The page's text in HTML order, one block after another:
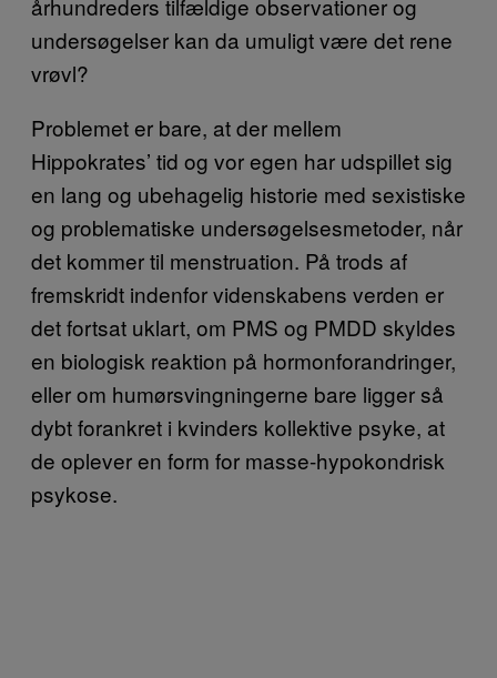
århundreders tilfældige observationer og
undersøgelser kan da umuligt være det rene
vrøvl?
Problemet er bare, at der mellem
Hippokrates’ tid og vor egen har udspillet sig
en lang og ubehagelig historie med sexistiske
og problematiske undersøgelsesmetoder, når
det kommer til menstruation. På trods af
fremskridt indenfor videnskabens verden er
det fortsat uklart, om PMS og PMDD skyldes
en biologisk reaktion på hormonforandringer,
eller om humørsvingningerne bare ligger så
dybt forankret i kvinders kollektive psyke, at
de oplever en form for masse-hypokondrisk
psykose.